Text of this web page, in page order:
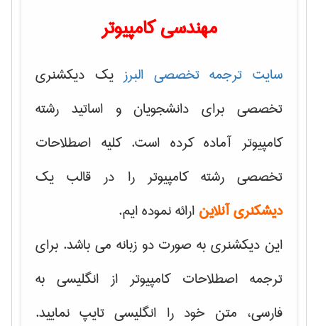
مهندسی کامپیوتر
سایت ترجمه تخصصی البرزیک دیکشنری
تخصصی برای دانشجویان و اساتید رشته
کامپیوتر آماده کرده است. کلیه اصطلاحات
تخصصی رشته کامپیوتر را در قالب یک
دیشکنری آنلاین ارائه نموده ایم.
این دیکشنری به صورت دو زبانه می باشد. برای
ترجمه اصطلاحات کامپیوتر از انگلیسی به
فارسی، متن خود را انگلیسی تایپ نمایید.